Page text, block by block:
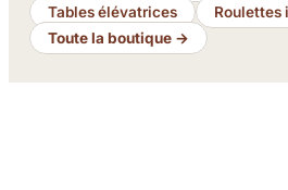
Tables élévatrices
Roulettes
Toute la boutique →